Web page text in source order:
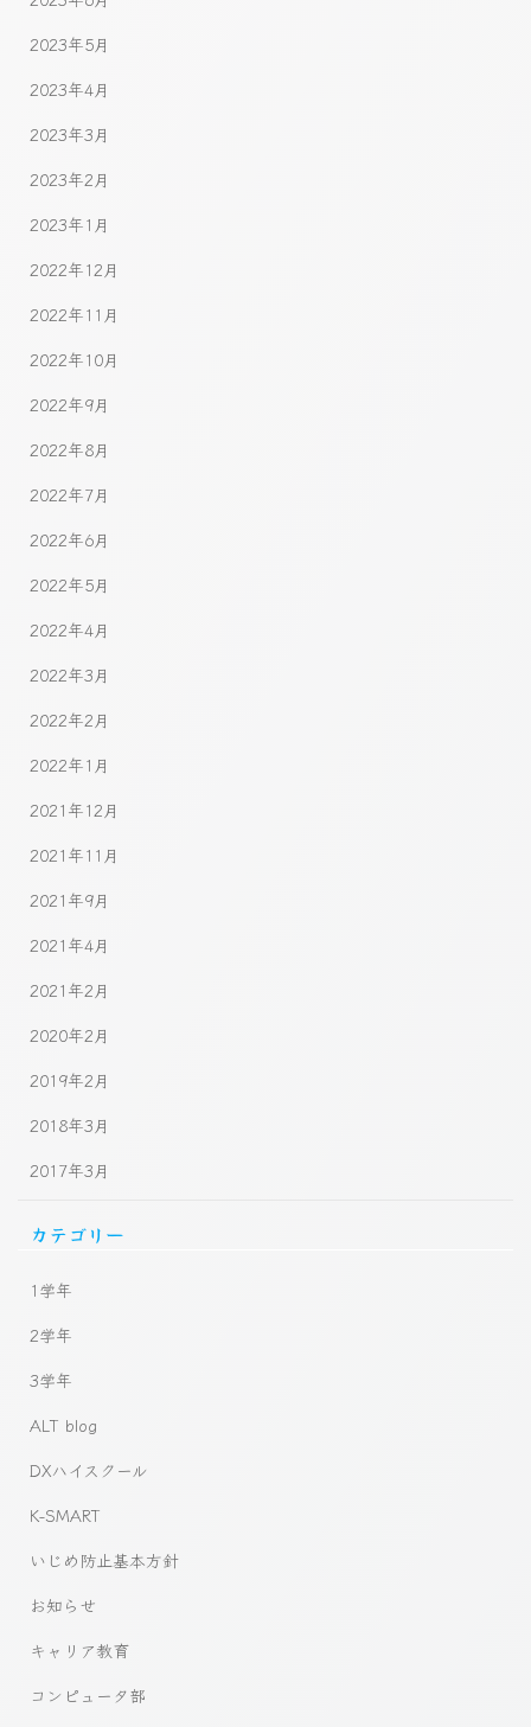
2023年5月
2023年4月
2023年3月
2023年2月
2023年1月
2022年12月
2022年11月
2022年10月
2022年9月
2022年8月
2022年7月
2022年6月
2022年5月
2022年4月
2022年3月
2022年2月
2022年1月
2021年12月
2021年11月
2021年9月
2021年4月
2021年2月
2020年2月
2019年2月
2018年3月
2017年3月
カテゴリー
1学年
2学年
3学年
ALT blog
DXハイスクール
K-SMART
いじめ防止基本方針
お知らせ
キャリア教育
コンピュータ部